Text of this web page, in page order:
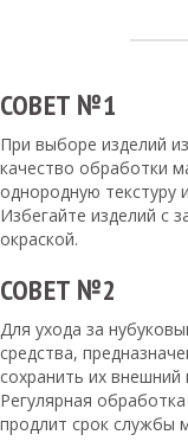
СОВЕТ №1
При выборе изделий
качество обработки
однородную текстуру
Избегайте изделий с
окраской.
СОВЕТ №2
Для ухода за
средства,
сохранить их внешний
Регулярная
продлит срок службы